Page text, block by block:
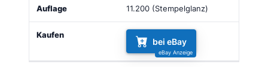
11.200 (Stempelglanz)
bei eBay